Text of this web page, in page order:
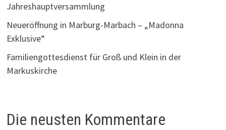
Jahreshauptversammlung
Neueröffnung in Marburg-Marbach – „Madonna
Exklusive“
Familiengottesdienst für Groß und Klein in der
Markuskirche
Die neusten Kommentare